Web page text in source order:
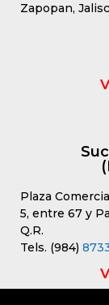
Zapopan,
Plaza
5, entre 67 y
Q.R.
Tels. (984)